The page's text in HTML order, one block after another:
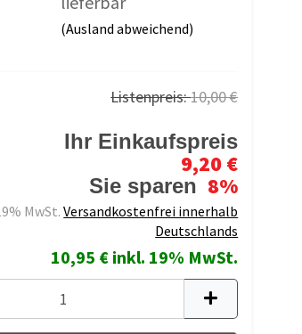
(Ausland abweichend)
Listenpreis:10,00 €
Ihr Einkaufspreis
9,20 €
Sie sparen 8%
MwSt.Versandkostenfrei innerhalb
Deutschlands
10,95 € inkl. 19% MwSt.